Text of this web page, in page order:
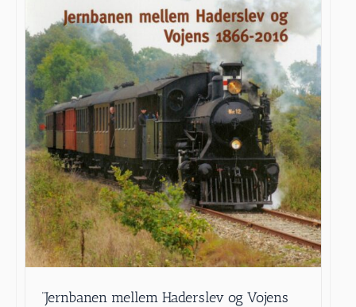
”Jernbanen mellem Haderslev og Vojens